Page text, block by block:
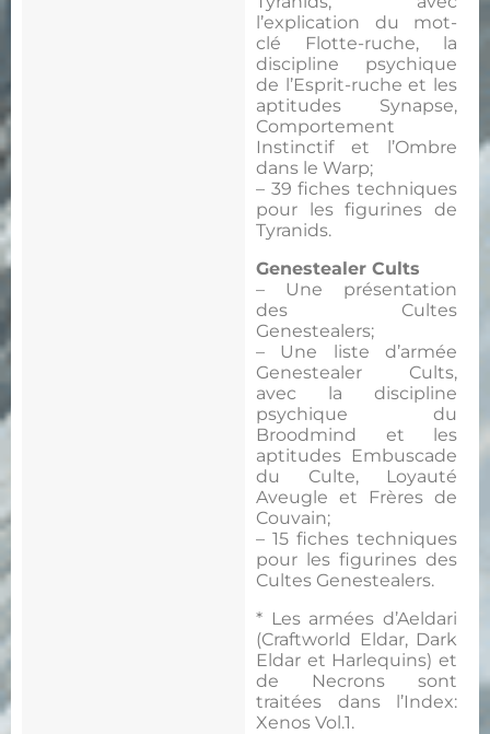
l’explication du mot-
clé Flotte-ruche, la
discipline psychique
de l’Esprit-ruche et les
aptitudes Synapse,
Comportement
Instinctif et l’Ombre
dans le Warp;
– 39 fiches techniques
pour les figurines de
Tyranids.
Genestealer Cults
– Une présentation
des Cultes
Genestealers;
– Une liste d’armée
Genestealer Cults,
avec la discipline
psychique du
Broodmind et les
aptitudes Embuscade
du Culte, Loyauté
Aveugle et Frères de
Couvain;
– 15 fiches techniques
pour les figurines des
Cultes Genestealers.
* Les armées d’Aeldari
(Craftworld Eldar, Dark
Eldar et Harlequins) et
de Necrons sont
traitées dans l’Index:
Xenos Vol.1.